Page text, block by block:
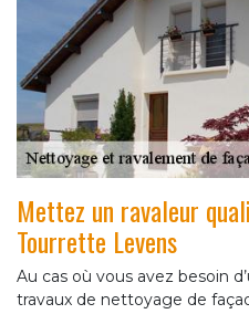
Mettez un ravaleur
Tourrette Levens
Au cas où vous avez besoin
travaux de nettoyage de